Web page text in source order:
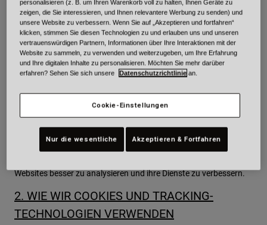
Cookies können Informationen, wie Ihre IP-Adresse oder eine
andere Kennung, Ihren Browsertyp und Informationen über die
Inhalte, die Sie auf digitalen Diensten ansehen und mit denen Sie
interagieren, speichern. Durch die Speicherung dieser
Informationen können Webbrowser-Cookies Ihre Präferenzen
und Einstellungen für Online-Dienste erfassen und analysieren,
Tracking-Technologien: Web-Beacons/Gifs, Pixel, Seiten-Tags,
Scripts
E-Mails enthalten möglicherweise kleine transparente Bilddateien
oder Codezeilen, um aufzuzeichnen, wie Sie mit ihnen
Websites besser zu analysieren und ihre Dienste zu verbessern.
2. WIE WIR COOKIES UND TRACKING-
TECHNOLOGIEN VERWENDEN
personalisieren (z. B. um Ihren Warenkorb voll zu halten, Ihnen Geräte zu
zeigen, die Sie interessieren, und Ihnen relevantere Werbung zu senden) und
unsere Website zu verbessern. Wenn Sie auf „Akzeptieren und fortfahren“
klicken, stimmen Sie diesen Technologien zu und erlauben uns und unseren
vertrauenswürdigen Partnern, Informationen über Ihre Interaktionen mit der
Website zu sammeln, zu verwenden und weiterzugeben, um Ihre Erfahrung
und Ihre digitalen Inhalte zu personalisieren. Möchten Sie mehr darüber
erfahren? Sehen Sie sich unsere
Datenschutzrichtlinie an.
Cookie-Einstellungen
Nur die wesentliche Akzeptieren & Fortfahren